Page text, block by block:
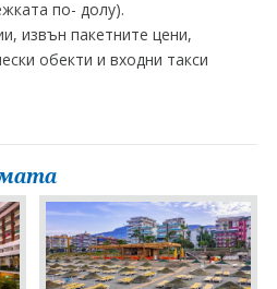
по- долу).
извън пакетните цени,
обекти и входни такси